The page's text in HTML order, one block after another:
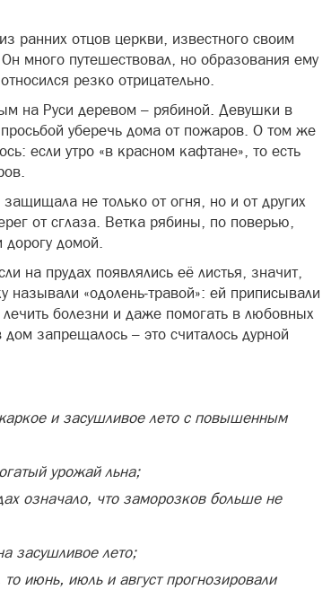
ранних отцов церкви, известного своим
много путешествовал, но образования ему
резко отрицательно.
на Руси деревом – рябиной. Девушки в
уберечь дома от пожаров. О том же
если утро «в красном кафтане», то есть
не только от огня, но и от других
от сглаза. Ветка рябины, по поверью,
дорогу домой.
на прудах появлялись её листья, значит,
«одолень‑травой»: ей приписывали
болезни и даже помогать в любовных
запрещалось – это считалось дурной
и засушливое лето с повышенным
урожай льна;
означало, что заморозков больше не
засушливое лето;
июнь, июль и август прогнозировали